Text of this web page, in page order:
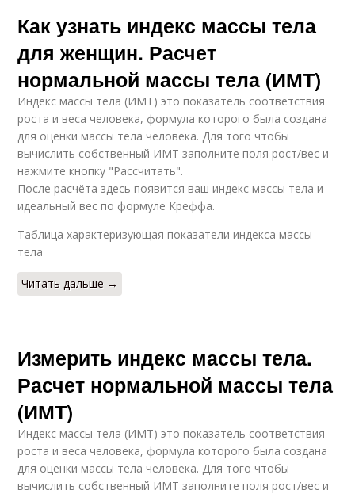
Как узнать индекс массы тела
для женщин. Расчет
нормальной массы тела (ИМТ)
Индекс массы тела (ИМТ) это показатель соответствия
роста и веса человека, формула которого была создана
для оценки массы тела человека. Для того чтобы
вычислить собственный ИМТ заполните поля рост/вес и
нажмите кнопку "Рассчитать".
После расчёта здесь появится ваш индекс массы тела и
идеальный вес по формуле Креффа.
Таблица характеризующая показатели индекса массы
тела
Читать дальше →
Измерить индекс массы тела.
Расчет нормальной массы тела
(ИМТ)
Индекс массы тела (ИМТ) это показатель соответствия
роста и веса человека, формула которого была создана
для оценки массы тела человека. Для того чтобы
вычислить собственный ИМТ заполните поля рост/вес и